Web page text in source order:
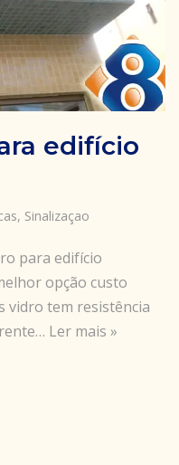
edifício
, Sinalizaçao
para edifício
opção custo
vidro tem resistência
Ler mais »